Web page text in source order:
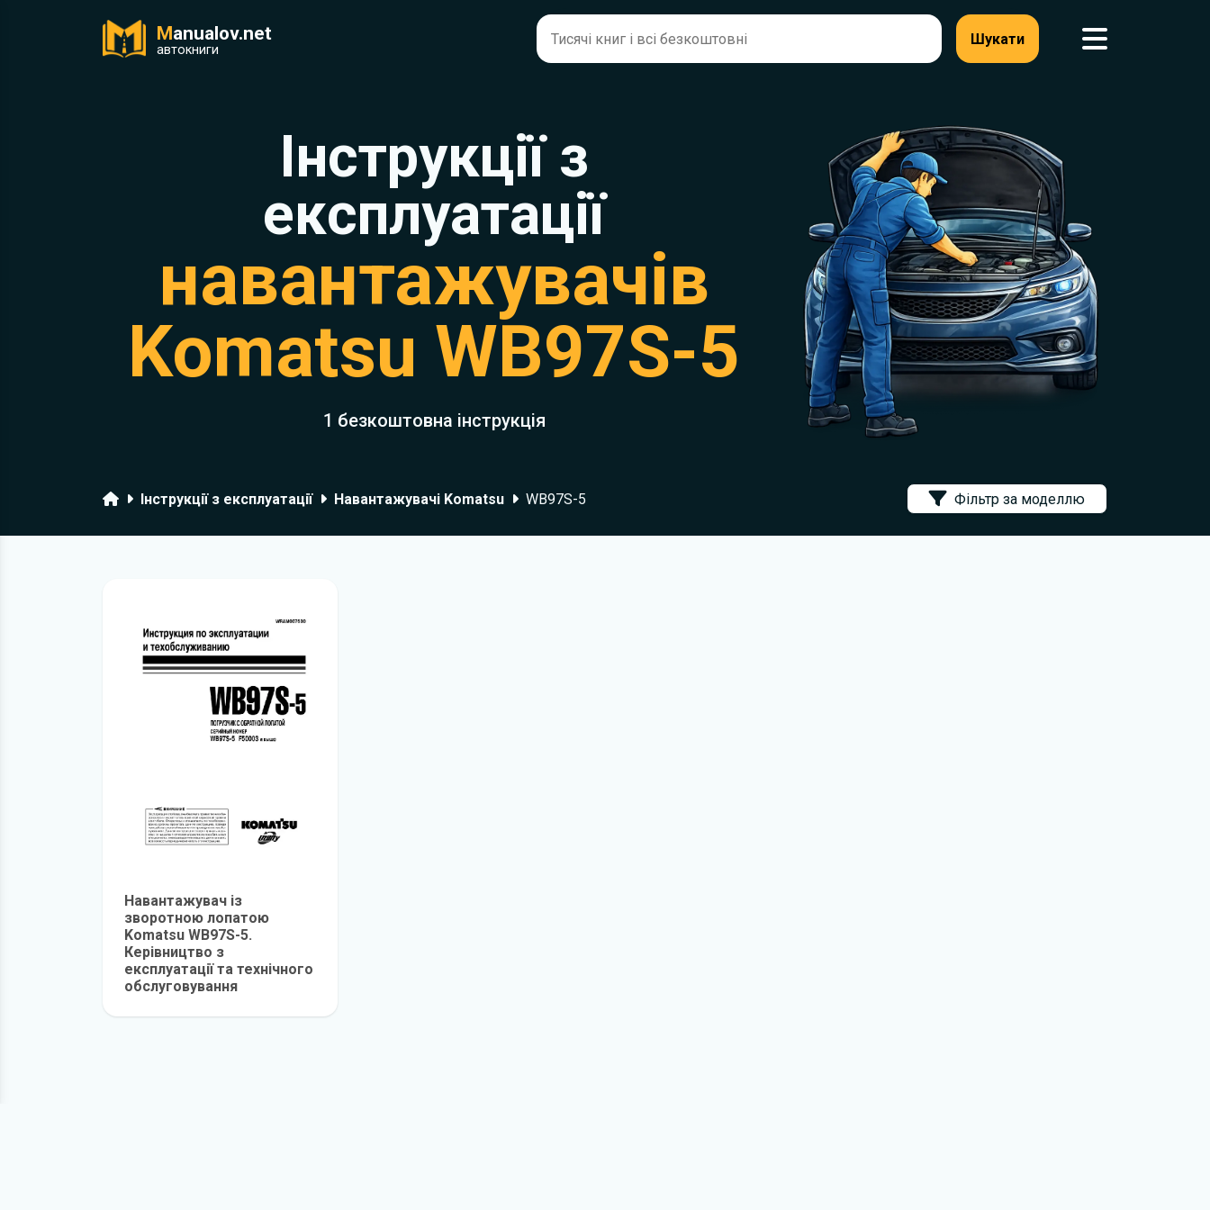
Manualov.net
автокниги
Шукати
Інструкції з
експлуатації
навантажувачів
Komatsu WB97S-5
1 безкоштовна інструкція
ГоловнаІнструкції з експлуатації Навантажувачі Komatsu WB97S-5 Фільтр за моделлю
Навантажувач із
зворотною лопатою
Komatsu WB97S-5.
Керівництво з
експлуатації та технічного
обслуговування